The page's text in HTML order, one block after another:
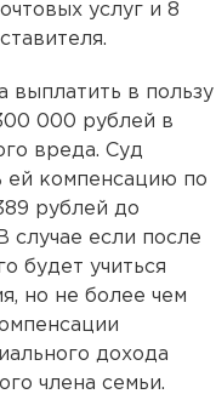
услуг и 8
выплатить в пользу
000 рублей в
вреда. Суд
ей компенсацию по
рублей до
случае если после
будет учиться
но не более чем
дохода
члена семьи.